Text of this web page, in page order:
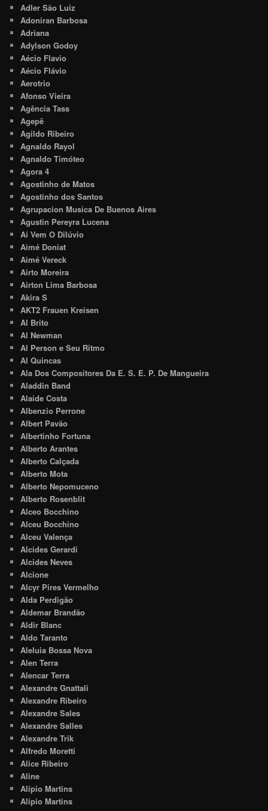
Adler São Luiz
Adoniran Barbosa
Adriana
Adylson Godoy
Aécio Flavio
Aécio Flávio
Aerotrio
Afonso Vieira
Agência Tass
Agepê
Agildo Ribeiro
Agnaldo Rayol
Agnaldo Timóteo
Agora 4
Agostinho de Matos
Agostinho dos Santos
Agrupacion Musica De Buenos Aires
Agustin Pereyra Lucena
Aí Vem O Dilúvio
Aimé Doniat
Aimé Vereck
Airto Moreira
Airton Lima Barbosa
Akira S
AKT2 Frauen Kreisen
Al Brito
Al Newman
Al Person e Seu Ritmo
Al Quincas
Ala Dos Compositores Da E. S. E. P. De Mangueira
Aladdin Band
Alaide Costa
Albenzio Perrone
Albert Pavão
Albertinho Fortuna
Alberto Arantes
Alberto Calçada
Alberto Mota
Alberto Nepomuceno
Alberto Rosenblit
Alceo Bocchino
Alceu Bocchino
Alceu Valença
Alcides Gerardi
Alcides Neves
Alcione
Alcyr Pires Vermelho
Alda Perdigão
Aldemar Brandão
Aldir Blanc
Aldo Taranto
Aleluia Bossa Nova
Alen Terra
Alencar Terra
Alexandre Gnattali
Alexandre Ribeiro
Alexandre Sales
Alexandre Salles
Alexandre Trik
Alfredo Moretti
Alice Ribeiro
Aline
Alípio Martins
Alipio Martins